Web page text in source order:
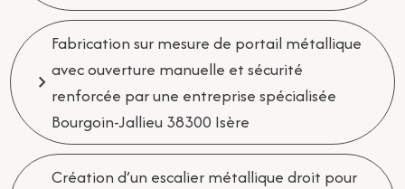
Fabrication sur mesure de portail métallique
avec ouverture manuelle et sécurité
renforcée par une entreprise spécialisée
Bourgoin-Jallieu 38300 Isère
Création d’un escalier métallique droit pour